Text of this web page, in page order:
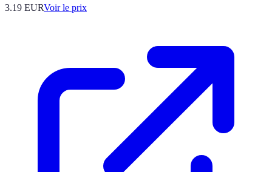
3.19 EURVoir le prix